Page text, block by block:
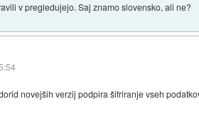
v pregledujejo. Saj znamo slovensko, ali ne?
novejših verzij podpira šifriranje vseh